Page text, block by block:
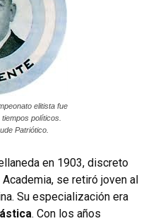
elitista fue
políticos.
Patriótico.
en 1903, discreto
se retiró joven al
Su especialización era
. Con los años